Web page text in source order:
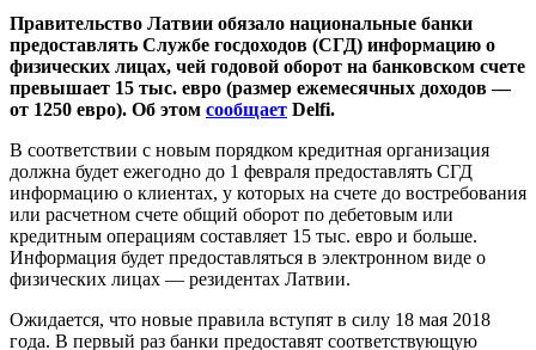
Правительство Латвии обязало национальные банки
предоставлять Службе госдоходов (СГД) информацию о
физических лицах, чей годовой оборот на банковском счете
превышает 15 тыс. евро (размер ежемесячных доходов —
от 1250 евро). Об этом сообщает Delfi.
В соответствии с новым порядком кредитная организация
должна будет ежегодно до 1 февраля предоставлять СГД
информацию о клиентах, у которых на счете до востребования
или расчетном счете общий оборот по дебетовым или
кредитным операциям составляет 15 тыс. евро и больше.
Информация будет предоставляться в электронном виде о
физических лицах — резидентах Латвии.
Ожидается, что новые правила вступят в силу 18 мая 2018
года. В первый раз банки предоставят соответствующую